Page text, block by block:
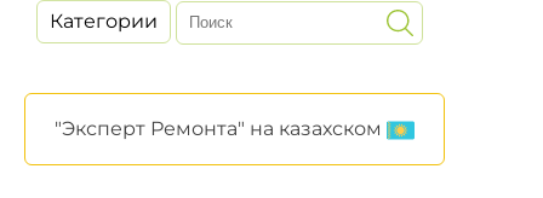
Категории
"Эксперт Ремонта" на казахском